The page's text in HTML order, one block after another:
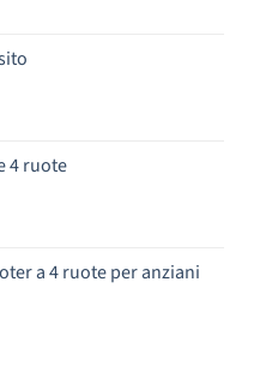
4 ruote
a 4 ruote per anziani